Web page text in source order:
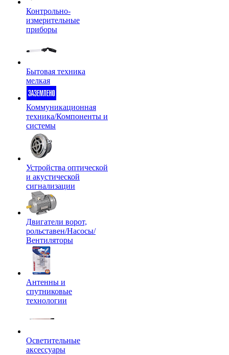
Контрольно-
измерительные
приборы
Бытовая техника
мелкая
Коммуникационная
техника/Компоненты и
системы
Устройства оптической
и акустической
сигнализации
Двигатели ворот,
рольставен/Насосы/
Вентиляторы
Антенны и
спутниковые
технологии
Осветительные
аксессуары